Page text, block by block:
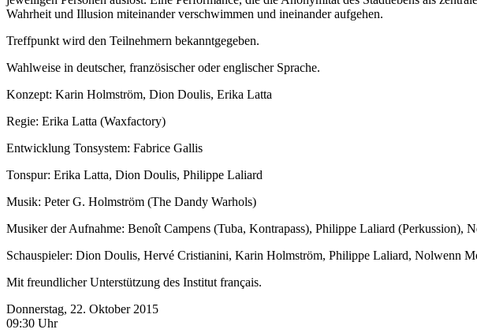
Wahrheit und Illusion miteinander verschwimmen und ineinander aufgehen.
Treffpunkt wird den Teilnehmern bekanntgegeben.
Wahlweise in deutscher, französischer oder englischer Sprache.
Konzept: Karin Holmström, Dion Doulis, Erika Latta
Regie: Erika Latta (Waxfactory)
Entwicklung Tonsystem: Fabrice Gallis
Tonspur: Erika Latta, Dion Doulis, Philippe Laliard
Musik: Peter G. Holmström (The Dandy Warhols)
Musiker der Aufnahme: Benoît Campens (Tuba, Kontrapass), Philippe Laliard (Perkussion),
Schauspieler: Dion Doulis, Hervé Cristianini, Karin Holmström, Philippe Laliard, Nolwenn
Mit freundlicher Unterstützung des Institut français.
Donnerstag, 22. Oktober 2015
09:30 Uhr